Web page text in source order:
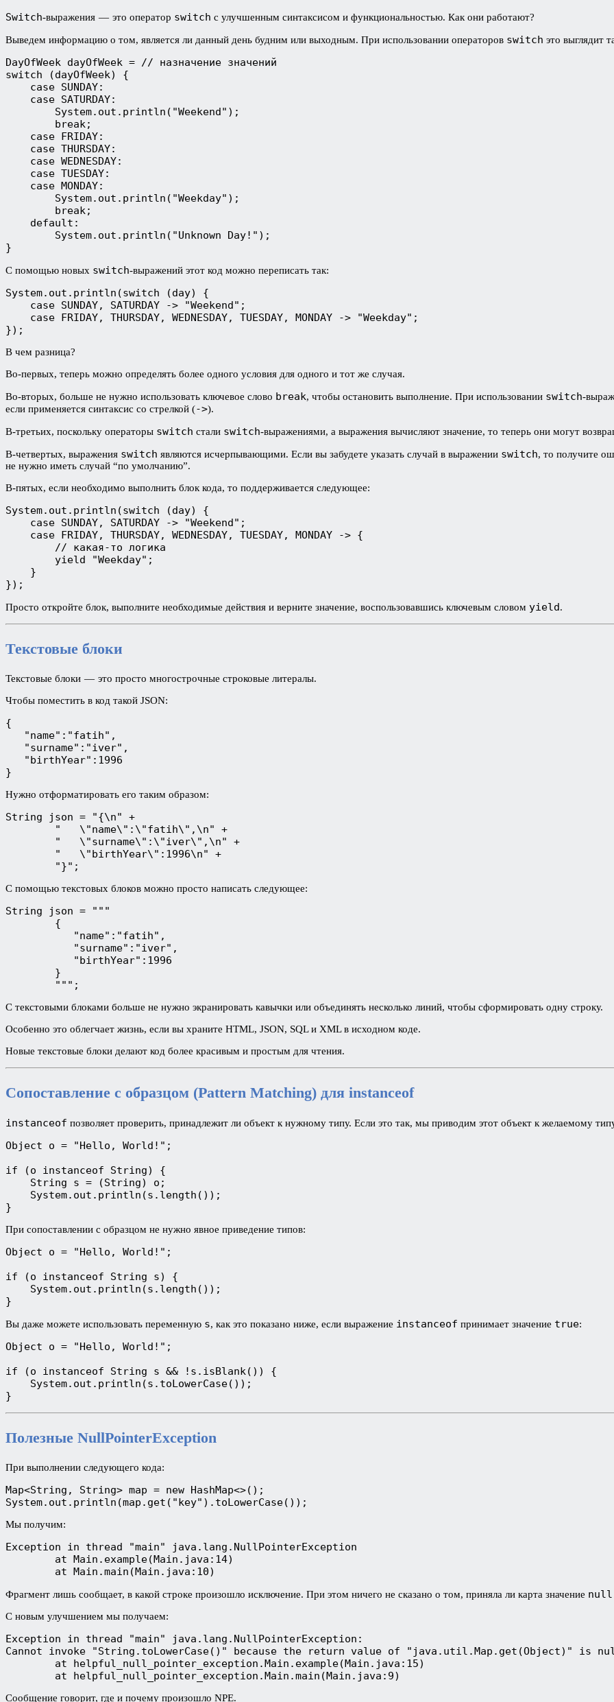
Switch-выражения — это оператор switch с улучшенным синтаксисом и функциональностью. Как они работают?
Выведем информацию о том, является ли данный день будним или выходным. При использовании операторов switch это выглядит
DayOfWeek dayOfWeek = // назначение значений
switch (dayOfWeek) {
    case SUNDAY:
    case SATURDAY:
        System.out.println("Weekend");
        break;
    case FRIDAY:
    case THURSDAY:
    case WEDNESDAY:
    case TUESDAY:
    case MONDAY:
        System.out.println("Weekday");
        break;
    default:
        System.out.println("Unknown Day!");
}
С помощью новых switch-выражений этот код можно переписать так:
System.out.println(switch (day) {
    case SUNDAY, SATURDAY -> "Weekend";
    case FRIDAY, THURSDAY, WEDNESDAY, TUESDAY, MONDAY -> "Weekday";
});
В чем разница?
Во-первых, теперь можно определять более одного условия для одного и тот же случая.
Во-вторых, больше не нужно использовать ключевое слово break, чтобы остановить выполнение. При использовании switch-
если применяется синтаксис со стрелкой (->).
В-третьих, поскольку операторы switch стали switch-выражениями, а выражения вычисляют значение, то теперь они могут
В-четвертых, выражения switch являются исчерпывающими. Если вы забудете указать случай в выражении switch, то получите
не нужно иметь случай “по умолчанию”.
В-пятых, если необходимо выполнить блок кода, то поддерживается следующее:
System.out.println(switch (day) {
    case SUNDAY, SATURDAY -> "Weekend";
    case FRIDAY, THURSDAY, WEDNESDAY, TUESDAY, MONDAY -> {
        // какая-то логика
        yield "Weekday";
    }
});
Просто откройте блок, выполните необходимые действия и верните значение, воспользовавшись ключевым словом yield.
Текстовые блоки
Текстовые блоки — это просто многострочные строковые литералы.
Чтобы поместить в код такой JSON:
{
   "name":"fatih",
   "surname":"iver",
   "birthYear":1996
}
Нужно отформатировать его таким образом:
String json = "{\n" +
        "   \"name\":\"fatih\",\n" +
        "   \"surname\":\"iver\",\n" +
        "   \"birthYear\":1996\n" +
        "}";
С помощью текстовых блоков можно просто написать следующее:
String json = """
        {
           "name":"fatih",
           "surname":"iver",
           "birthYear":1996
        }
        """;
С текстовыми блоками больше не нужно экранировать кавычки или объединять несколько линий, чтобы сформировать одну строку.
Особенно это облегчает жизнь, если вы храните HTML, JSON, SQL и XML в исходном коде.
Новые текстовые блоки делают код более красивым и простым для чтения.
Сопоставление с образцом (Pattern Matching) для instanceof
instanceof позволяет проверить, принадлежит ли объект к нужному типу. Если это так, мы приводим этот объект к желаемому
Object o = "Hello, World!";
if (o instanceof String) {
    String s = (String) o;
    System.out.println(s.length());
}
При сопоставлении с образцом не нужно явное приведение типов:
Object o = "Hello, World!";
if (o instanceof String s) {
    System.out.println(s.length());
}
Вы даже можете использовать переменную s, как это показано ниже, если выражение instanceof принимает значение true:
Object o = "Hello, World!";
if (o instanceof String s && !s.isBlank()) {
    System.out.println(s.toLowerCase());
}
Полезные NullPointerException
При выполнении следующего кода:
Map<String, String> map = new HashMap<>();
System.out.println(map.get("key").toLowerCase());
Мы получим:
Exception in thread "main" java.lang.NullPointerException
	at Main.example(Main.java:14)
	at Main.main(Main.java:10)
Фрагмент лишь сообщает, в какой строке произошло исключение. При этом ничего не сказано о том, приняла ли карта значение
С новым улучшением мы получаем:
Exception in thread "main" java.lang.NullPointerException:
Cannot invoke "String.toLowerCase()" because the return value of "java.util.Map.get(Object)" is
	at helpful_null_pointer_exception.Main.example(Main.java:15)
	at helpful_null_pointer_exception.Main.main(Main.java:9)
Сообщение говорит, где и почему произошло NPE.